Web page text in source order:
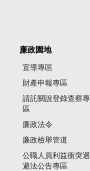
廉政園地
宣導專區
財產申報專區
請託關說登錄查察專
區
廉政法令
廉政檢舉管道
公職人員利益衝突迴
避法公告專區